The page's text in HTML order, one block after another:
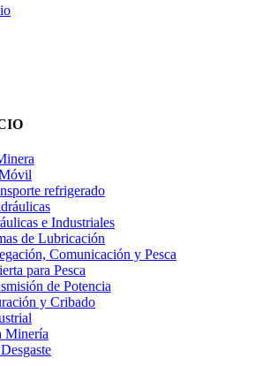
refrigerado
e Industriales
de Lubricación
Comunicación y Pesca
para Pesca
de Potencia
y Cribado
Minería